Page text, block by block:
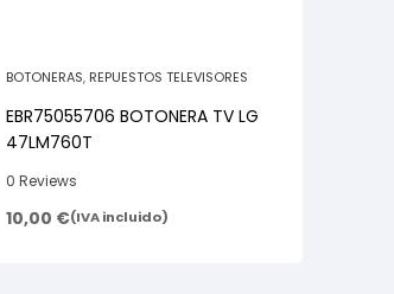
BOTONERAS, REPUESTOS TELEVISORES
EBR75055706 BOTONERA TV LG
47LM760T
0 Reviews
10,00 €(IVA incluido)